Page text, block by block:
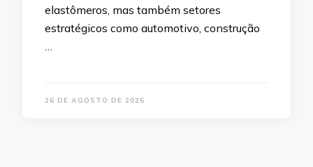
elastômeros, mas também setores
estratégicos como automotivo, construção
…
26 DE AGOSTO DE 2025